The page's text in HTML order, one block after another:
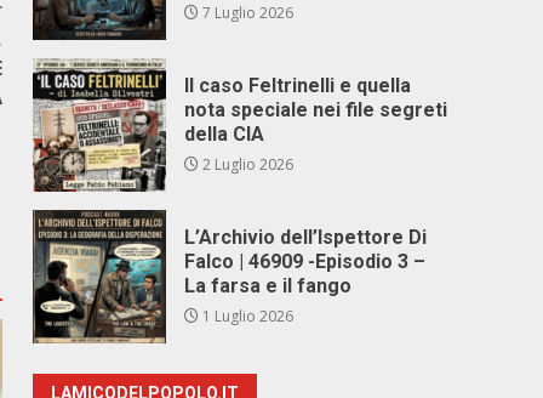
7 Luglio 2026
Il caso Feltrinelli e quella
nota speciale nei file segreti
della CIA
2 Luglio 2026
L’Archivio dell’Ispettore Di
Falco | 46909 -Episodio 3 –
La farsa e il fango
1 Luglio 2026
LAMICODELPOPOLO.IT